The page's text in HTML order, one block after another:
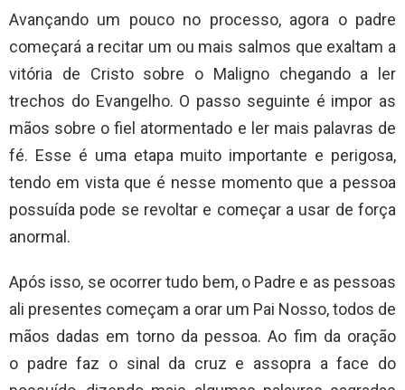
Avançando um pouco no processo, agora o padre
começará a recitar um ou mais salmos que exaltam a
vitória de Cristo sobre o Maligno chegando a ler
trechos do Evangelho. O passo seguinte é impor as
mãos sobre o fiel atormentado e ler mais palavras de
fé. Esse é uma etapa muito importante e perigosa,
tendo em vista que é nesse momento que a pessoa
possuída pode se revoltar e começar a usar de força
anormal.
Após isso, se ocorrer tudo bem, o Padre e as pessoas
ali presentes começam a orar um Pai Nosso, todos de
mãos dadas em torno da pessoa. Ao fim da oração
o padre faz o sinal da cruz e assopra a face do